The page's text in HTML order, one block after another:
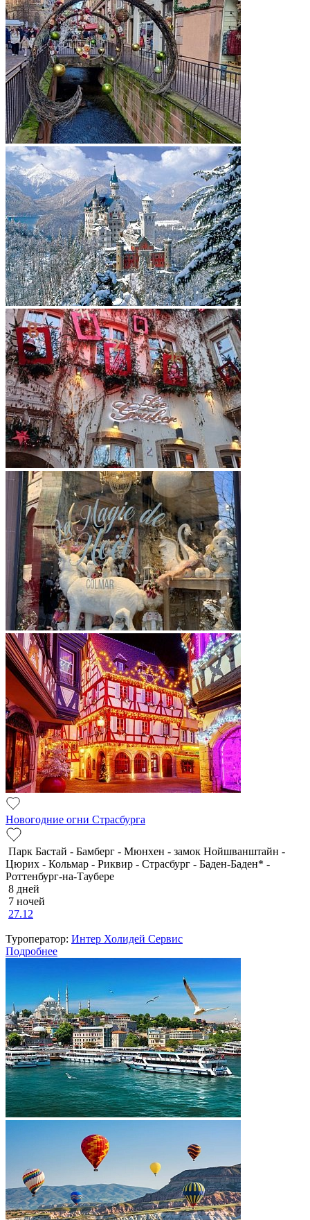
Новогодние огни Страсбурга
Парк Бастай - Бамберг - Мюнхен - замок Нойшванштайн -
Цюрих - Кольмар - Риквир - Страсбург - Баден-Баден* -
Роттенбург-на-Таубере
8 дней
7 ночей
27.12
Туроператор: Интер Холидей Сервис
Подробнее